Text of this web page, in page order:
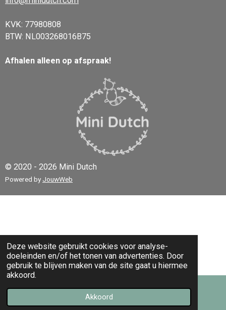
Deze website gebruikt cookies voor analyse-
doeleinden en/of het tonen van advertenties. Door
gebruik te blijven maken van de site gaat u hiermee
akkoord.
Akkoord
KVK: 77980808
BTW: NL003268016B75
Afhalen alleen op afspraak!
© 2020 - 2026 Mini Dutch
Powered by JouwWeb